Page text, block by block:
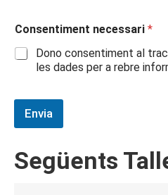
Consentiment necessari *
Dono consentiment al
les dades per a rebre
Envia
Següents